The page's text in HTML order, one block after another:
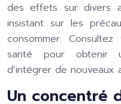
des effets sur divers
insistant sur les
consommer.
santé pour obtenir
d’intégrer de nouveaux
Un concentré